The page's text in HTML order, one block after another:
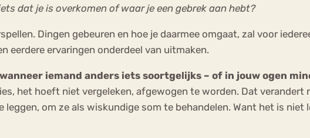
dat je is overkomen of waar je een gebrek aan hebt?
Dingen gebeuren en hoe je daarmee omgaat, zal voor
eerdere ervaringen onderdeel van uitmaken.
iemand anders iets soortgelijks – of in jouw ogen
het hoeft niet vergeleken, afgewogen te worden. Dat verandert
om ze als wiskundige som te behandelen. Want het is niet